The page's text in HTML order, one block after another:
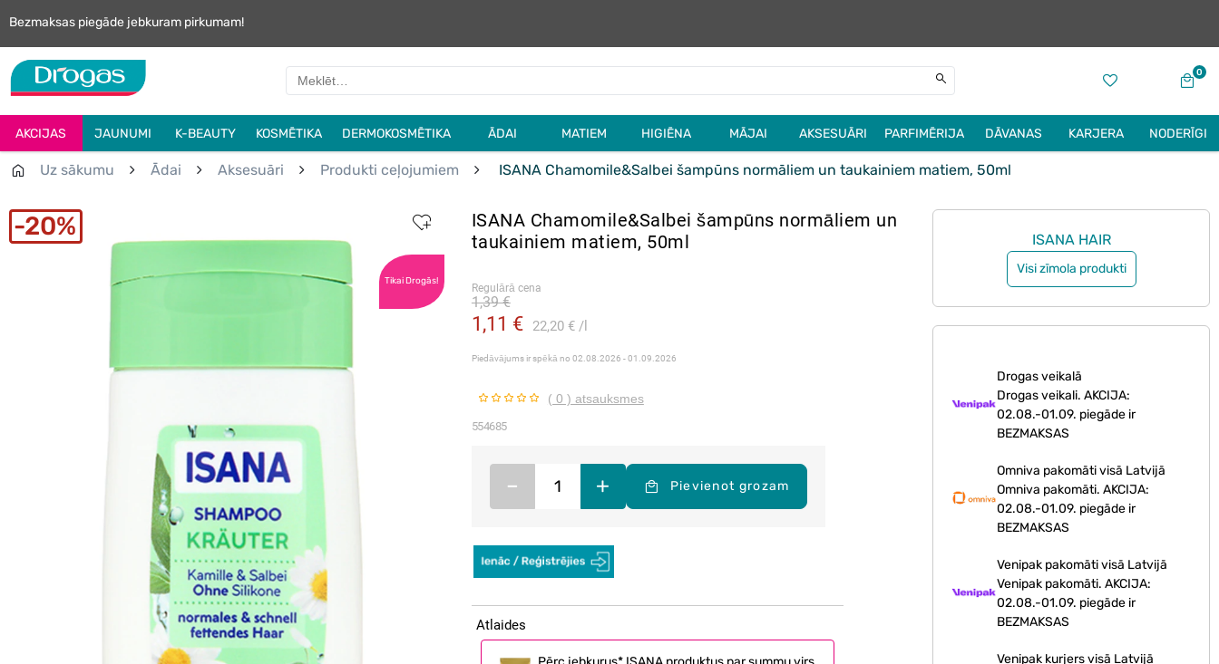
Bezmaksas piegāde jebkuram pirkumam!
0
AKCIJAS JAUNUMI K-BEAUTY KOSMĒTIKA DERMOKOSMĒTIKA ĀDAI MATIEM HIGIĒNA MĀJAI AKSESUĀRI PARFIMĒRIJA DĀVANAS KARJERA NODERĪGI
Uz sākumu Ādai Aksesuāri Produkti ceļojumiem ISANA Chamomile&Salbei šampūns normāliem un taukainiem matiem, 50ml
20%
Tikai Drogās!
ISANA Chamomile&Salbei šampūns normāliem un
taukainiem matiem, 50ml
Regulārā cena
1,11 € 22,20 € l
1,39 €
Piedāvājums ir spēkā no 02.08.2026 - 01.09.2026
( 0 ) atsauksmes
554685
– + Pievienot grozam
Atlaides
ISANA HAIR
Visi zīmola produkti
Drogas veikalā
Drogas veikali. AKCIJA:
02.08.-01.09. piegāde ir
BEZMAKSAS
Omniva pakomāti visā Latvijā
Omniva pakomāti. AKCIJA:
02.08.-01.09. piegāde ir
BEZMAKSAS
Venipak pakomāti visā Latvijā
Venipak pakomāti. AKCIJA:
02.08.-01.09. piegāde ir
BEZMAKSAS
Venipak kurjers visā Latvijā